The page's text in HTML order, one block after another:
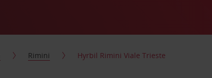
Rimini Hyrbil Rimini Viale Trieste